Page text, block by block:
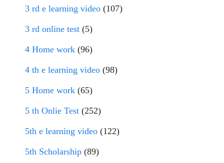
3 rd e learning video (107)
3 rd online test (5)
4 Home work (96)
4 th e learning video (98)
5 Home work (65)
5 th Onlie Test (252)
5th e learning video (122)
5th Scholarship (89)